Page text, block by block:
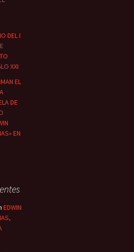
DEL I
XXI
EL
DE
EN
EDWIN